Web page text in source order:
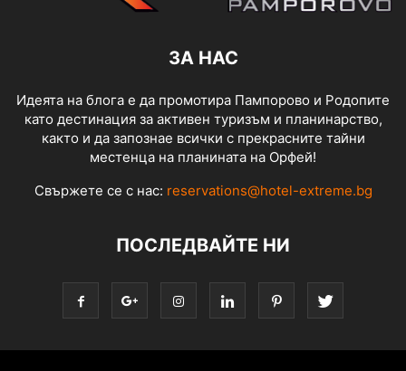
ЗА НАС
Идеята на блога е да промотира Пампорово и Родопите
като дестинация за активен туризъм и планинарство,
както и да запознае всички с прекрасните тайни
местенца на планината на Орфей!
Свържете се с нас: reservations@hotel-extreme.bg
ПОСЛЕДВАЙТЕ НИ